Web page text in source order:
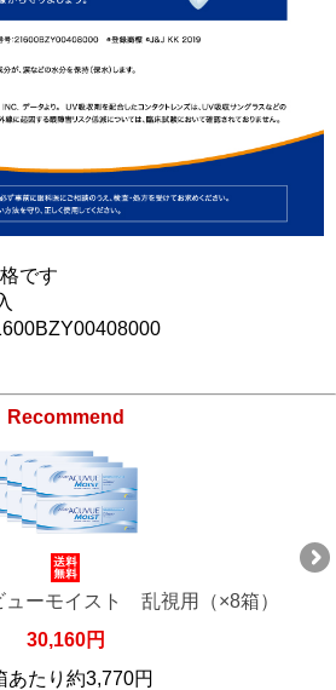
です
Recommend
ューモイスト 乱視用（×8箱）
30,160円
あたり約3,770円